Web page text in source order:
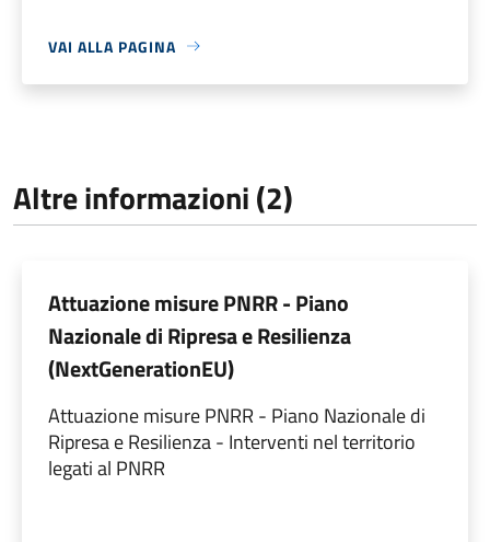
VAI ALLA PAGINA
Altre informazioni (2)
Attuazione misure PNRR - Piano
Nazionale di Ripresa e Resilienza
(NextGenerationEU)
Attuazione misure PNRR - Piano Nazionale di
Ripresa e Resilienza - Interventi nel territorio
legati al PNRR